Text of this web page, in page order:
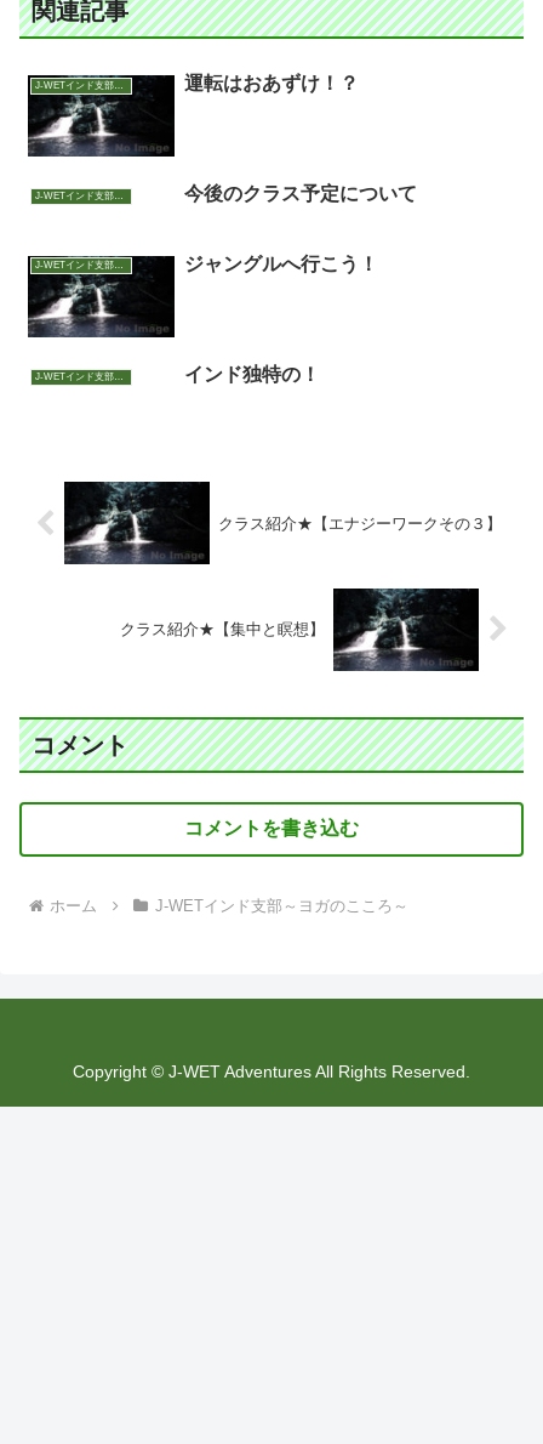
関連記事
J-WETインド支部～ヨガのこころ～ 運転はおあずけ！？
J-WETインド支部～ヨガのこころ～ 今後のクラス予定について
J-WETインド支部～ヨガのこころ～ ジャングルへ行こう！
J-WETインド支部～ヨガのこころ～ インド独特の！
クラス紹介★【エナジーワークその３】
クラス紹介★【集中と瞑想】
コメント
コメントを書き込む
ホーム J-WETインド支部～ヨガのこころ～
Copyright © J-WET Adventures All Rights Reserved.